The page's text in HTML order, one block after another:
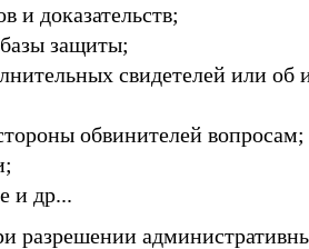
и доказательств;
защиты;
свидетелей или об
обвинителей вопросам;
и др...
разрешении